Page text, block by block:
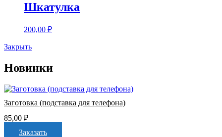
Шкатулка
200,00 ₽
Закрыть
Новинки
Заготовка (подставка для телефона)
85,00 ₽
Заказать